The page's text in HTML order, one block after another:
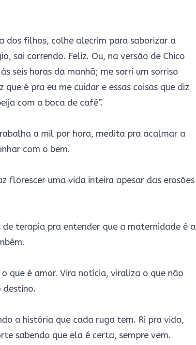
dos filhos, colhe alecrim para saborizar a
sai correndo. Feliz. Ou, na versão de Chico
seis horas da manhã; me sorri um sorriso
é pra eu me cuidar e essas coisas que diz
com a boca de café”.
a mil por hora, medita pra acalmar a
com o bem.
florescer uma vida inteira apesar das erosões
terapia pra entender que a maternidade é a
que é amor. Vira notícia, viraliza o que não
destino.
a história que cada ruga tem. Ri pra vida,
sabendo que ela é certa, sempre vem.